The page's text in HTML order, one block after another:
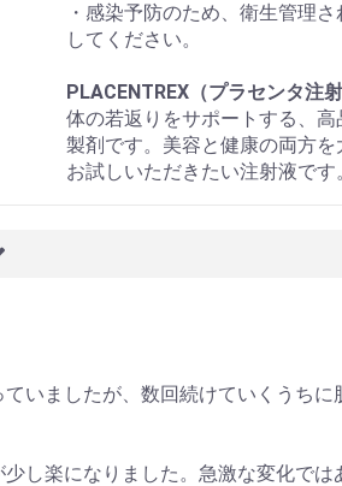
・感染予防のため、衛生管理
してください。
PLACENTREX（プラセンタ注射
体の若返りをサポートする、
製剤です。美容と健康の両方
お試しいただきたい注射液です
いましたが、数回続けていくうちに
し楽になりました。急激な変化では